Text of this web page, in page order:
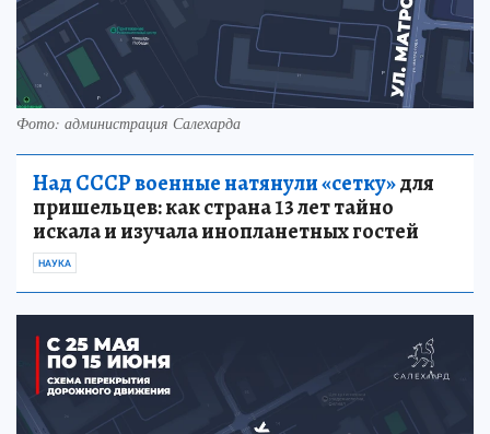
Фото: администрация Салехарда
Над СССР военные натянули «сетку»для
пришельцев: как страна 13 лет тайно
искала и изучала инопланетных гостей
НАУКА